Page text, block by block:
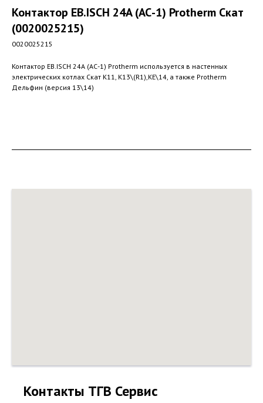
Контактор ЕВ.ISCH 24A (АС-1) Protherm Скат
(0020025215)
0020025215
Контактор ЕВ.ISCH 24A (АС-1) Protherm используется в настенных
электрических котлах Скат К11, К13\(R1),КЕ\14, а также Protherm
Дельфин (версия 13\14)
Контакты ТГВ Сервис